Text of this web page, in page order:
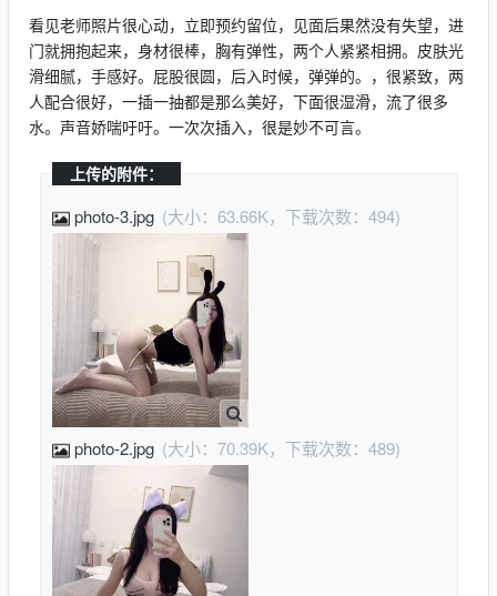
看见老师照片很心动，立即预约留位，见面后果然没有失望，进
门就拥抱起来，身材很棒，胸有弹性，两个人紧紧相拥。皮肤光
滑细腻，手感好。屁股很圆，后入时候，弹弹的。，很紧致，两
人配合很好，一插一抽都是那么美好，下面很湿滑，流了很多
水。声音娇喘吁吁。一次次插入，很是妙不可言。
上传的附件：
photo-3.jpg (大小：63.66K，下载次数：494)
photo-2.jpg (大小：70.39K，下载次数：489)